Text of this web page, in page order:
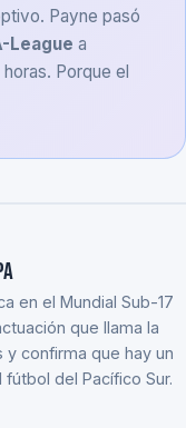
Payne pasó
League a
Porque el
en el Mundial Sub-17
que llama la
confirma que hay un
del Pacífico Sur.